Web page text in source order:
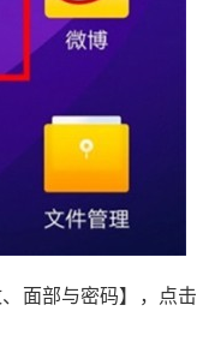
面部与密码】，点击